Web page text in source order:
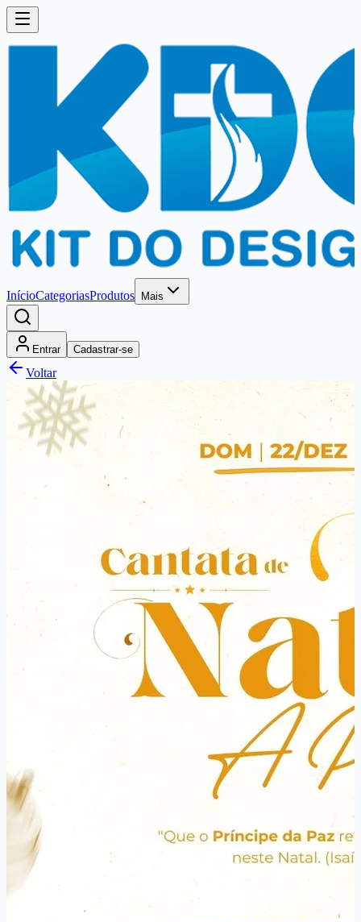
InícioCategoriasProdutos Mais
Entrar Cadastrar-se
Voltar